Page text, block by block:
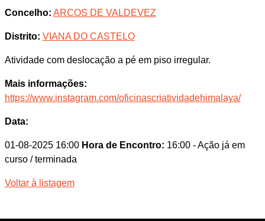
Concelho: ARCOS DE VALDEVEZ
Distrito: VIANA DO CASTELO
Atividade com deslocação a pé em piso irregular.
Mais informações:
https://www.instagram.com/oficinascriatividadehimalaya/
Data:
01-08-2025 16:00 Hora de Encontro: 16:00 - Ação já em
curso / terminada
Voltar à listagem